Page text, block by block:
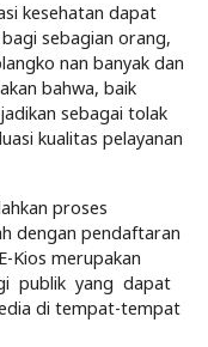
kesehatan dapat
sebagian orang,
nan banyak dan
bahwa, baik
sebagai tolak
kualitas pelayanan
proses
dengan pendaftaran
Kios merupakan
publik yang dapat
di tempat-tempat